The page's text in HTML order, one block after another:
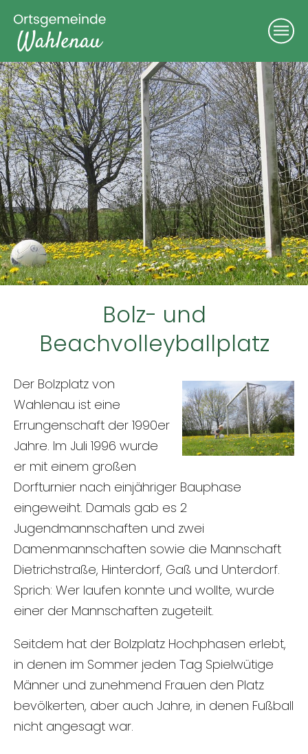
Bolz- und
Beachvolleyballplatz
Der Bolzplatz von
Wahlenau ist eine
Errungenschaft der 1990er
Jahre. Im Juli 1996 wurde
er mit einem großen
Dorfturnier nach einjähriger Bauphase
eingeweiht. Damals gab es 2
Jugendmannschaften und zwei
Damenmannschaften sowie die Mannschaft
Dietrichstraße, Hinterdorf, Gaß und Unterdorf.
Sprich: Wer laufen konnte und wollte, wurde
einer der Mannschaften zugeteilt.
Seitdem hat der Bolzplatz Hochphasen erlebt,
in denen im Sommer jeden Tag Spielwütige
Männer und zunehmend Frauen den Platz
bevölkerten, aber auch Jahre, in denen Fußball
nicht angesagt war.